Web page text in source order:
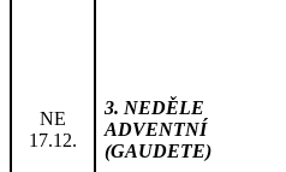
NE
17.12.
3. NEDĚLE
ADVENTNÍ
(GAUDETE)